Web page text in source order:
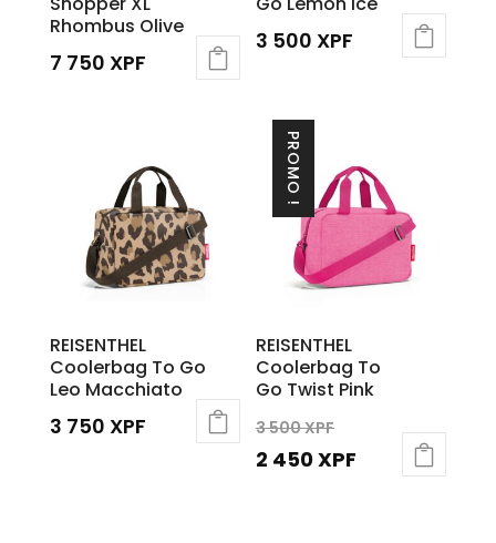
Rhombus Olive
7 750 XPF
3 500 XPF
REISENTHEL
Coolerbag To Go
Leo Macchiato
3 750 XPF
PROMO !
REISENTHEL
Coolerbag To
Go Twist Pink
3 500XPF
prix
2 450XPF